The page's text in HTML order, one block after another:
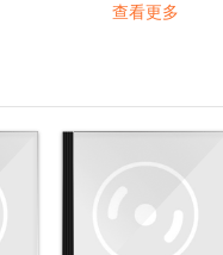
查看更多